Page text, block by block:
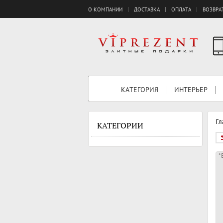
О КОМПАНИИ ДОСТАВКА ОПЛАТА
КАТЕГОРИЯ ИНТЕРЬЕР
КАТЕГОРИИ